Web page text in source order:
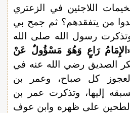
اللاجئين في الزعتري
من يتفقدهم؟ ثم جمح بي
وتذكرت رسول الله صلى الله
رَاعٍ وَهُوَ مَسْؤُولٌ عَنْ
الصديق رضي الله عنه في
كل صباح، وعمر بن
إليها، وتذكرت عمر بن
على ظهره وابن عوف